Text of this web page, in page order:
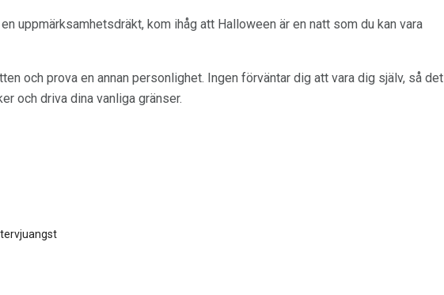
uppmärksamhetsdräkt, kom ihåg att Halloween är en natt som du kan vara
och prova en annan personlighet. Ingen förväntar dig att vara dig själv, så det
och driva dina vanliga gränser.